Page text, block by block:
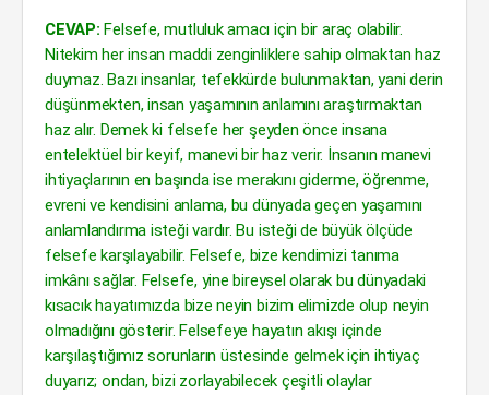
CEVAP: Felsefe, mutluluk amacı için bir araç olabilir.
Nitekim her insan maddi zenginliklere sahip olmaktan haz
duymaz. Bazı insanlar, tefekkürde bulunmaktan, yani derin
düşünmekten, insan yaşamının anlamını araştırmaktan
haz alır. Demek ki felsefe her şeyden önce insana
entelektüel bir keyif, manevi bir haz verir. İnsanın manevi
ihtiyaçlarının en başında ise merakını giderme, öğrenme,
evreni ve kendisini anlama, bu dünyada geçen yaşamını
anlamlandırma isteği vardır. Bu isteği de büyük ölçüde
felsefe karşılayabilir. Felsefe, bize kendimizi tanıma
imkânı sağlar. Felsefe, yine bireysel olarak bu dünyadaki
kısacık hayatımızda bize neyin bizim elimizde olup neyin
olmadığını gösterir. Felsefeye hayatın akışı içinde
karşılaştığımız sorunların üstesinde gelmek için ihtiyaç
duyarız; ondan, bizi zorlayabilecek çeşitli olaylar